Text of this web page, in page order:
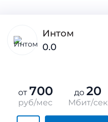
Интом
0.0
от 700
руб/мес
до 20
Мбит/сек